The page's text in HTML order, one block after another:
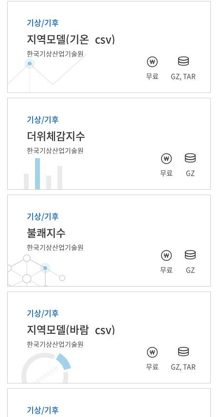
기상/기후
지역모델(기온_csv)
한국기상산업기술원
무료 GZ, TAR
기상/기후
더위체감지수
한국기상산업기술원
무료 GZ
기상/기후
불쾌지수
한국기상산업기술원
무료 GZ
기상/기후
지역모델(바람_csv)
한국기상산업기술원
무료 GZ, TAR
기상/기후